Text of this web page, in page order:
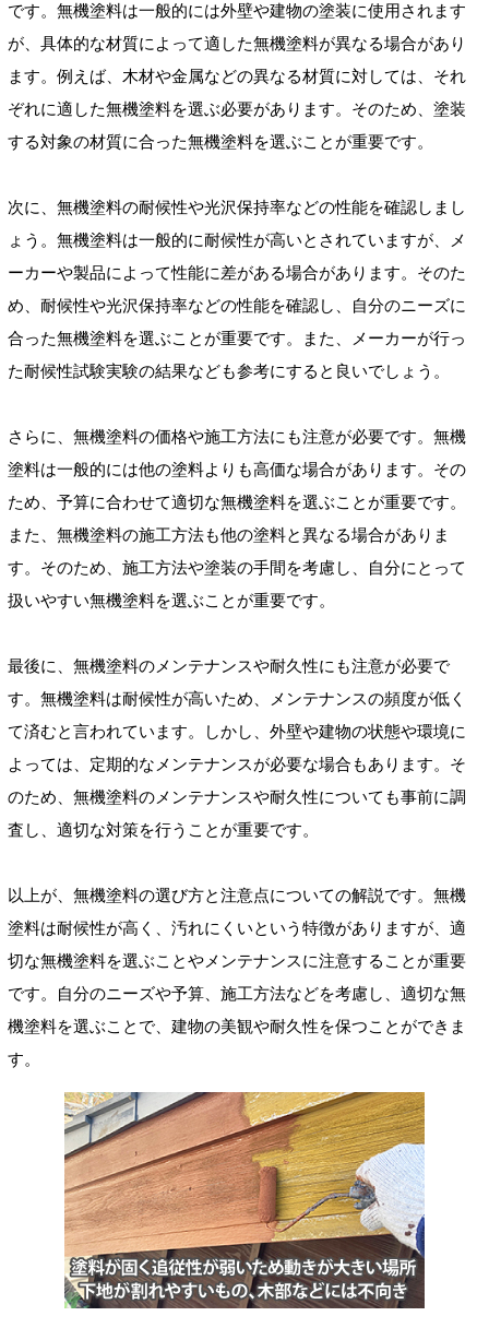
です。無機塗料は一般的には外壁や建物の塗装に使用されます
が、具体的な材質によって適した無機塗料が異なる場合があり
ます。例えば、木材や金属などの異なる材質に対しては、それ
ぞれに適した無機塗料を選ぶ必要があります。そのため、塗装
する対象の材質に合った無機塗料を選ぶことが重要です。
次に、無機塗料の耐候性や光沢保持率などの性能を確認しまし
ょう。無機塗料は一般的に耐候性が高いとされていますが、メ
ーカーや製品によって性能に差がある場合があります。そのた
め、耐候性や光沢保持率などの性能を確認し、自分のニーズに
合った無機塗料を選ぶことが重要です。また、メーカーが行っ
た耐候性試験実験の結果なども参考にすると良いでしょう。
さらに、無機塗料の価格や施工方法にも注意が必要です。無機
塗料は一般的には他の塗料よりも高価な場合があります。その
ため、予算に合わせて適切な無機塗料を選ぶことが重要です。
また、無機塗料の施工方法も他の塗料と異なる場合がありま
す。そのため、施工方法や塗装の手間を考慮し、自分にとって
扱いやすい無機塗料を選ぶことが重要です。
最後に、無機塗料のメンテナンスや耐久性にも注意が必要で
す。無機塗料は耐候性が高いため、メンテナンスの頻度が低く
て済むと言われています。しかし、外壁や建物の状態や環境に
よっては、定期的なメンテナンスが必要な場合もあります。そ
のため、無機塗料のメンテナンスや耐久性についても事前に調
査し、適切な対策を行うことが重要です。
以上が、無機塗料の選び方と注意点についての解説です。無機
塗料は耐候性が高く、汚れにくいという特徴がありますが、適
切な無機塗料を選ぶことやメンテナンスに注意することが重要
です。自分のニーズや予算、施工方法などを考慮し、適切な無
機塗料を選ぶことで、建物の美観や耐久性を保つことができま
す。